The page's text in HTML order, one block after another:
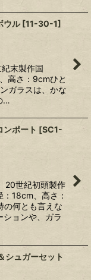
ウル [11-30-1]
末製作国
高さ：9cmひと
ラスは、かな
…
ポート [SC1-
紀初頭製作
、高さ：
何とも言えな
ションや、ガラ
ュガーセット